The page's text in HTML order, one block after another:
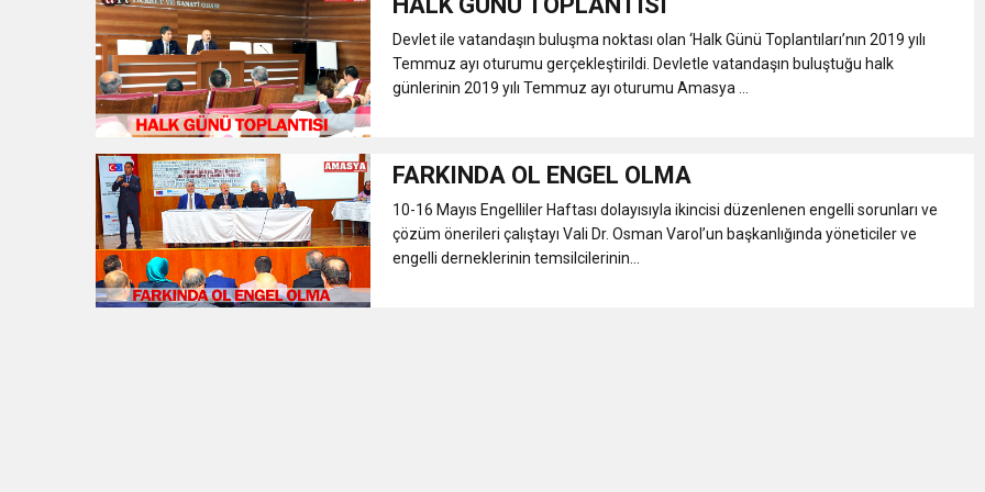
Devlet ile vatandaşın buluşma noktası olan ‘Halk Günü Toplantıları’nın 2019 yılı
Temmuz ayı oturumu gerçekleştirildi. Devletle vatandaşın buluştuğu halk
günlerinin 2019 yılı Temmuz ayı oturumu Amasya ...
FARKINDA OL ENGEL OLMA
10-16 Mayıs Engelliler Haftası dolayısıyla ikincisi düzenlenen engelli sorunları ve
çözüm önerileri çalıştayı Vali Dr. Osman Varol’un başkanlığında yöneticiler ve
engelli derneklerinin temsilcilerinin...